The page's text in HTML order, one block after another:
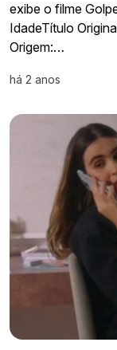
exibe o filme
IdadeTítulo
Origem:…
há 2 anos